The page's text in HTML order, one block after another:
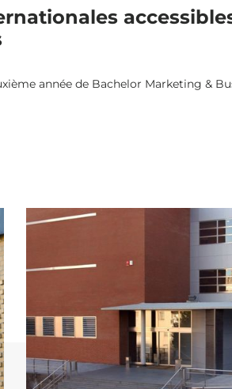
année de Bachelor Marketing &